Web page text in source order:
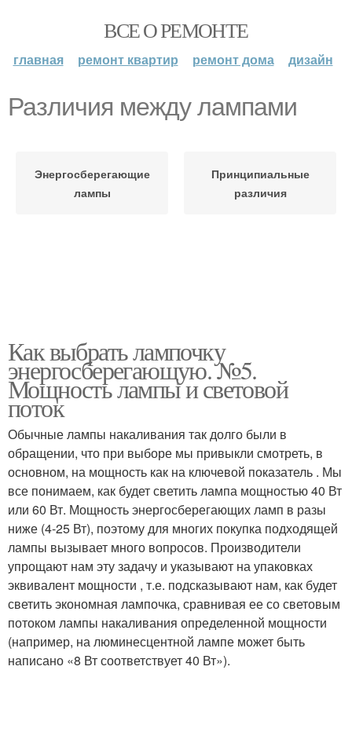
ВСЕ О РЕМОНТЕ
главная ремонт квартир ремонт дома дизайн
Различия между лампами
Энергосберегающие
лампы
Принципиальные
различия
Как выбрать лампочку
энергосберегающую. №5.
Мощность лампы и световой
поток
Обычные лампы накаливания так долго были в
обращении, что при выборе мы привыкли смотреть, в
основном, на мощность как на ключевой показатель . Мы
все понимаем, как будет светить лампа мощностью 40 Вт
или 60 Вт. Мощность энергосберегающих ламп в разы
ниже (4-25 Вт), поэтому для многих покупка подходящей
лампы вызывает много вопросов. Производители
упрощают нам эту задачу и указывают на упаковках
эквивалент мощности , т.е. подсказывают нам, как будет
светить экономная лампочка, сравнивая ее со световым
потоком лампы накаливания определенной мощности
(например, на люминесцентной лампе может быть
написано «8 Вт соответствует 40 Вт»).